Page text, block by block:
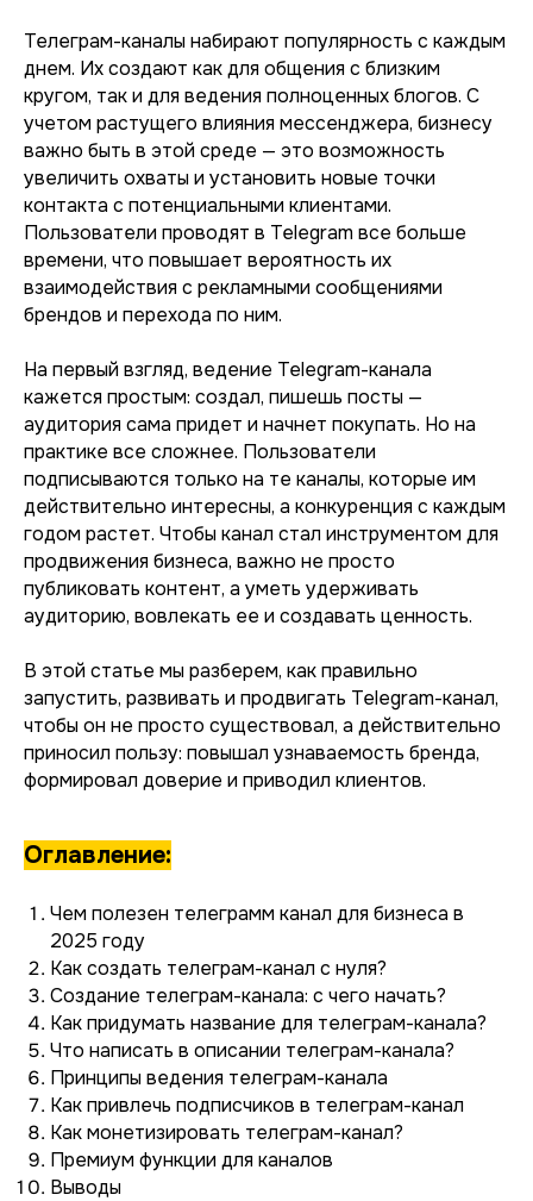
Телеграм-каналы набирают популярность с каждым
днем. Их создают как для общения с близким
кругом, так и для ведения полноценных блогов. С
учетом растущего влияния мессенджера, бизнесу
важно быть в этой среде — это возможность
увеличить охваты и установить новые точки
контакта с потенциальными клиентами.
Пользователи проводят в Telegram все больше
времени, что повышает вероятность их
взаимодействия с рекламными сообщениями
брендов и перехода по ним.
На первый взгляд, ведение Telegram-канала
кажется простым: создал, пишешь посты —
аудитория сама придет и начнет покупать. Но на
практике все сложнее. Пользователи
подписываются только на те каналы, которые им
действительно интересны, а конкуренция с каждым
годом растет. Чтобы канал стал инструментом для
продвижения бизнеса, важно не просто
публиковать контент, а уметь удерживать
аудиторию, вовлекать ее и создавать ценность.
В этой статье мы разберем, как правильно
запустить, развивать и продвигать Telegram-канал,
чтобы он не просто существовал, а действительно
приносил пользу: повышал узнаваемость бренда,
формировал доверие и приводил клиентов.
Оглавление:
Чем полезен телеграмм канал для бизнеса в
2025 году
Как создать телеграм-канал с нуля?
Создание телеграм-канала: с чего начать?
Как придумать название для телеграм-канала?
Что написать в описании телеграм-канала?
Принципы ведения телеграм-канала
Как привлечь подписчиков в телеграм-канал
Как монетизировать телеграм-канал?
Премиум функции для каналов
Выводы